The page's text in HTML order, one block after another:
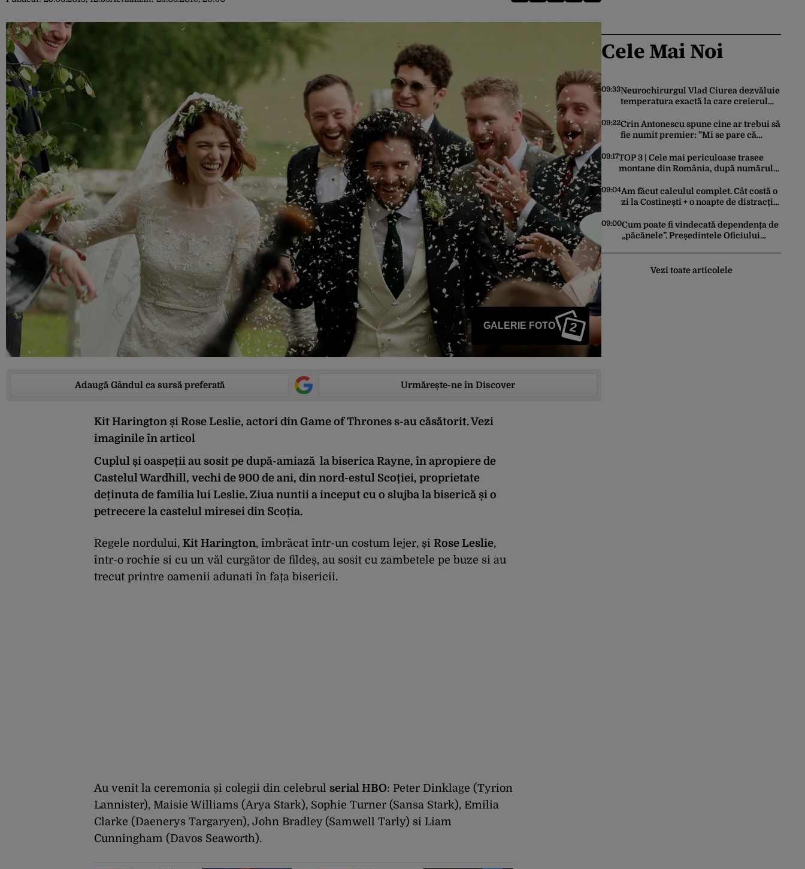
GALERIE FOTO 2
Adaugă Gândul ca sursă preferată Urmărește-ne în Discover
Kit Harington și Rose Leslie, actori din Game of Thrones s-au căsătorit. Vezi
imaginile în articol
Cuplul și oaspeții au sosit pe după-amiază la biserica Rayne, în apropiere de
Castelul Wardhill, vechi de 900 de ani, din nord-estul Scoției, proprietate
deținuta de familia lui Leslie. Ziua nuntii a inceput cu o slujba la biserică și o
petrecere la castelul miresei din Scoția.
Regele nordului, Kit Harington, îmbrăcat într-un costum lejer, și Rose Leslie,
într-o rochie si cu un văl curgător de fildeș, au sosit cu zambetele pe buze si au
trecut printre oamenii adunati în fața bisericii.
Au venit la ceremonia și colegii din celebrul serial HBO: Peter Dinklage (Tyrion
Lannister), Maisie Williams (Arya Stark), Sophie Turner (Sansa Stark), Emilia
Clarke (Daenerys Targaryen), John Bradley (Samwell Tarly) si Liam
Cunningham (Davos Seaworth).
Cele Mai Noi
09:33Neurochirurgul Vlad Ciurea dezvăluie
temperatura exactă la care creierul
când afară sunt peste 35 grade Celsius
09:22Crin Antonescu spune cine ar trebui să
fie numit premier: ”Mi se pare că
09:17TOP 3 | Cele mai periculoase trasee
montane din România, după numărul
09:04Am făcut calculul complet. Cât costă o
zi la Costinești + o noapte de distracție
09:00Cum poate fi vindecată dependența de
„păcănele”. Președintele Oficiului
istorică și explică procedura de
Vezi toate articolele